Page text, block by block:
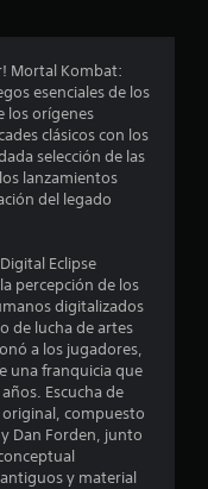
o
e
d
o
:
3
.
6
Mortal Kombat:
esenciales de los
los orígenes
clásicos con los
selección de las
lanzamientos
del legado
Eclipse
percepción de los
digitalizados
de lucha de artes
a los jugadores,
una franquicia que
Escucha de
compuesto
Dan Forden, junto
y material